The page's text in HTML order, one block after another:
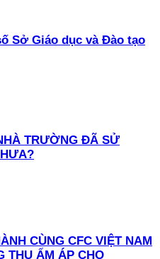
Sở Giáo dục và Đào tạo
TRƯỜNG ĐÃ SỬ
CÙNG CFC VIỆT NAM
THU ẤM ÁP CHO